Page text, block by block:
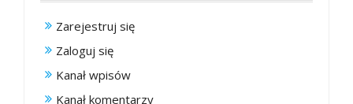
Zarejestruj się
Zaloguj się
Kanał wpisów
Kanał komentarzy